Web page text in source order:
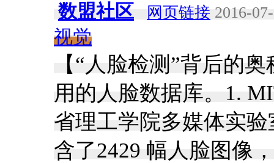
数盟社区 网页链接 2016-
视觉
【“人脸检测”背后的
用的人脸数据库。1.
省理工学院多媒体实
含了2429 幅人脸图像